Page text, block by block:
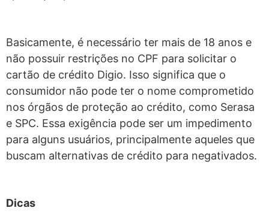
Basicamente, é necessário ter mais de 18 anos e
não possuir restrições no CPF para solicitar o
cartão de crédito Digio. Isso significa que o
consumidor não pode ter o nome comprometido
nos órgãos de proteção ao crédito, como Serasa
e SPC. Essa exigência pode ser um impedimento
para alguns usuários, principalmente aqueles que
buscam alternativas de crédito para negativados.
Dicas